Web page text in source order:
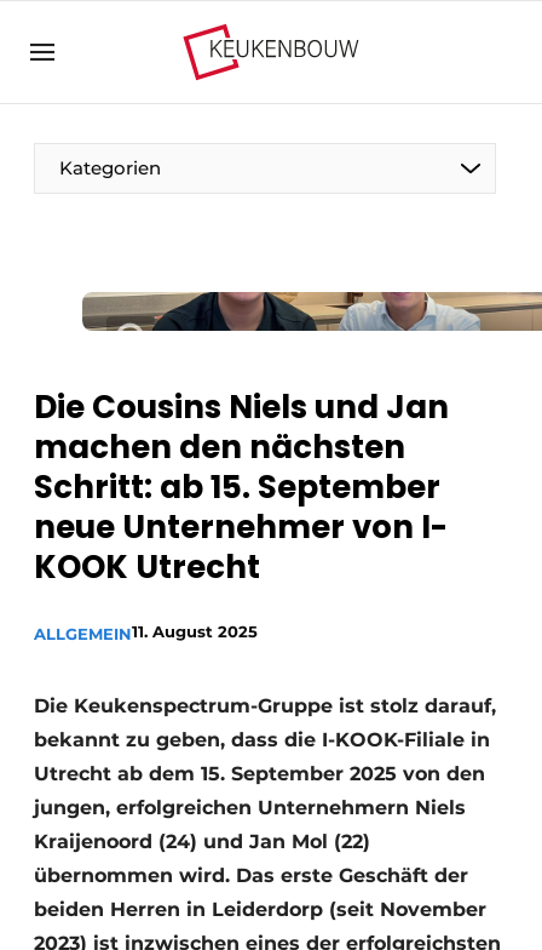
Registrieren Sie sich
Unternehmen
Kontakt
Küchenbau | Plattform zu Design und Technik in
Magazin-Anfrage
Meist gelesen
Newsletter
Podcasts
Datenschutz / Cookie-Erklärung
Offene Stellen
Kategorien
Der Stift
Vision2030
Nahrung zum Nachdenken
Arbeitsblätter
Die Cousins Niels und Jan
machen den nächsten
Schritt: ab 15. September
neue Unternehmer von I-
KOOK Utrecht
ALLGEMEIN11. August 2025
Die Keukenspectrum-Gruppe ist stolz darauf,
bekannt zu geben, dass die I-KOOK-Filiale in
Utrecht ab dem 15. September 2025 von den
jungen, erfolgreichen Unternehmern Niels
Kraijenoord (24) und Jan Mol (22)
übernommen wird. Das erste Geschäft der
beiden Herren in Leiderdorp (seit November
2023) ist inzwischen eines der erfolgreichsten